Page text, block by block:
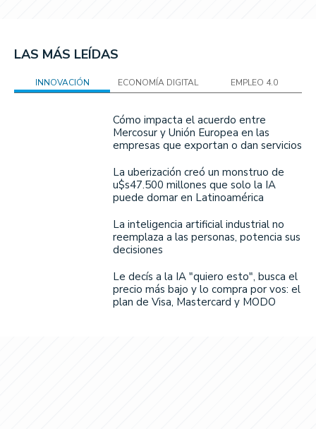
LAS MÁS LEÍDAS
INNOVACIÓN ECONOMÍA DIGITAL EMPLEO 4.0
Cómo impacta el acuerdo entre
Mercosur y Unión Europea en las
empresas que exportan o dan servicios
La uberización creó un monstruo de
u$s47.500 millones que solo la IA
puede domar en Latinoamérica
La inteligencia artificial industrial no
reemplaza a las personas, potencia sus
decisiones
Le decís a la IA "quiero esto", busca el
precio más bajo y lo compra por vos: el
plan de Visa, Mastercard y MODO